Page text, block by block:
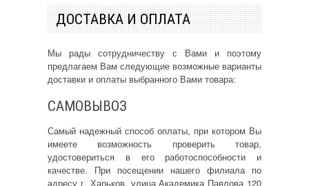
ДОСТАВКА И ОПЛАТА
Мы рады сотрудничеству с Вами и поэтому
предлагаем Вам следующие возможные варианты
доставки и оплаты выбранного Вами товара:
САМОВЫВОЗ
Самый надежный способ оплаты, при котором Вы
имеете возможность проверить товар,
удостовериться в его работоспособности и
качестве. При посещении нашего филиала по
адресу г. Харьков, улица Академика Павлова 120